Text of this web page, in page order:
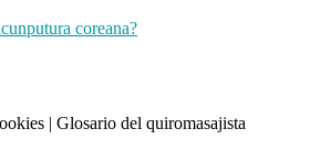
coreana?
| Glosario del quiromasajista